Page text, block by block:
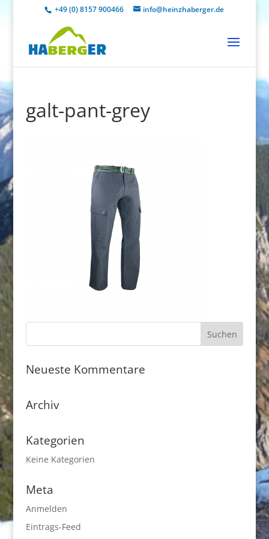
+49 (0) 8157 900466 info@heinzhaberger.de
galt-pant-grey
Neueste Kommentare
Archiv
Kategorien
Keine Kategorien
Meta
Anmelden
Eintrags-Feed